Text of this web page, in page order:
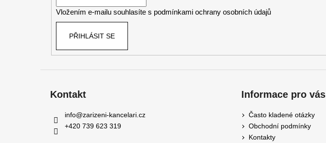
Vložením e-mailu souhlasíte s podmínkami ochrany osobních údajů
PŘIHLÁSIT SE
Kontakt
info@zarizeni-kancelari.cz
+420 739 623 319
Informace pro vás
Často kladené otázky
Obchodní podmínky
Kontakty